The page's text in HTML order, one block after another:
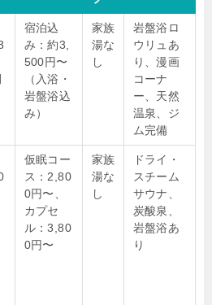
宿泊込
み：約3,
500円〜
（入浴・
岩盤浴込
み）
家族
湯な
し
岩盤浴ロ
ウリュあ
り、漫画
コーナ
ー、天然
温泉、ジ
ム完備
仮眠コー
ス：2,80
0円〜、
カプセ
ル：3,80
0円〜
家族
湯な
し
ドライ・
スチーム
サウナ、
炭酸泉、
岩盤浴あ
り